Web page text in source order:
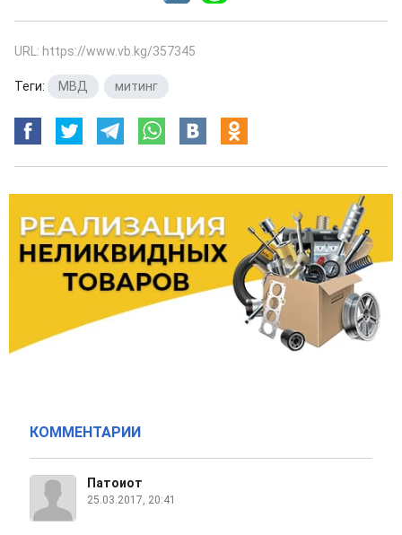
URL: https://www.vb.kg/357345
Теги: МВД митинг
КОММЕНТАРИИ
Патоиот
25.03.2017, 20:41